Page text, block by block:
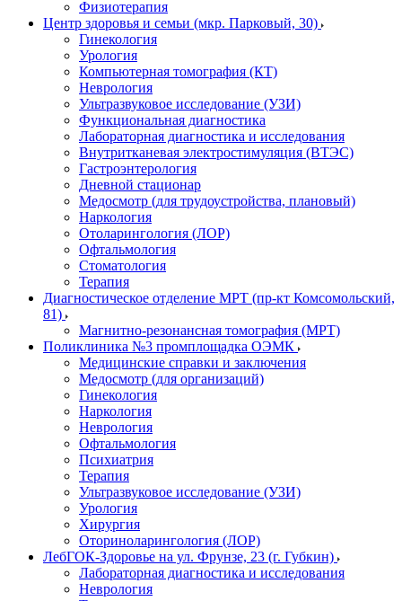
Физиотерапия
Центр здоровья и семьи (мкр. Парковый, 30)
Гинекология
Урология
Компьютерная томография (КТ)
Неврология
Ультразвуковое исследование (УЗИ)
Функциональная диагностика
Лабораторная диагностика и исследования
Внутритканевая электростимуляция (ВТЭС)
Гастроэнтерология
Дневной стационар
Медосмотр (для трудоустройства, плановый)
Наркология
Отоларингология (ЛОР)
Офтальмология
Стоматология
Терапия
Диагностическое отделение МРТ (пр-кт Комсомольский,
81)
Магнитно-резонансная томография (МРТ)
Поликлиника №3 промплощадка ОЭМК
Медицинские справки и заключения
Медосмотр (для организаций)
Гинекология
Наркология
Неврология
Офтальмология
Психиатрия
Терапия
Ультразвуковое исследование (УЗИ)
Урология
Хирургия
Оториноларингология (ЛОР)
ЛебГОК-Здоровье на ул. Фрунзе, 23 (г. Губкин)
Лабораторная диагностика и исследования
Неврология